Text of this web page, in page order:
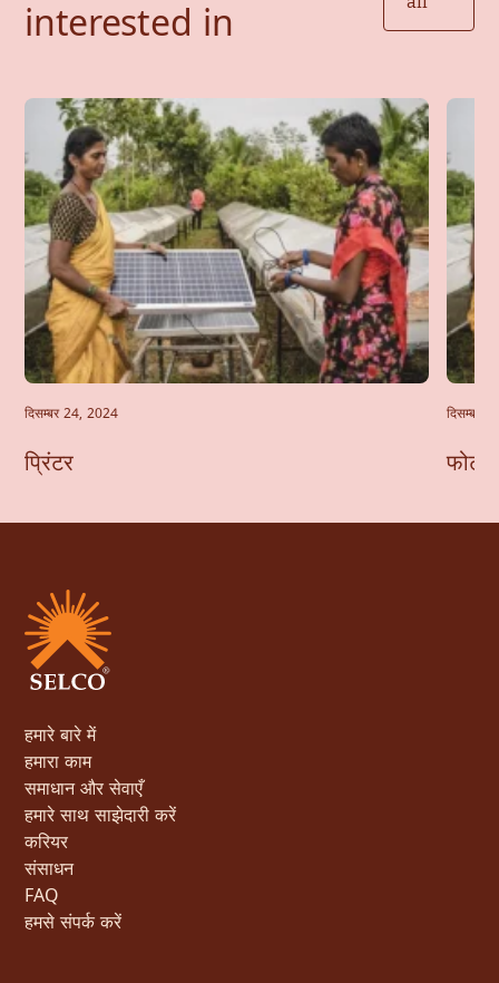
interested in
दिसम्बर 24, 2024
प्रिंटर
दिसम्बर
हमारे बारे में
हमारा काम
समाधान और सेवाएँ
हमारे साथ साझेदारी करें
करियर
संसाधन
FAQ
हमसे संपर्क करें